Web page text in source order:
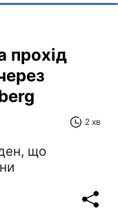
прохід
2 хв
що